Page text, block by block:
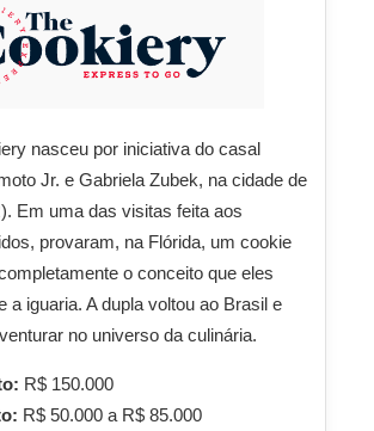
nasceu por iniciativa do casal
Jr. e Gabriela Zubek, na cidade de
Em uma das visitas feita aos
provaram, na Flórida, um cookie
o conceito que eles
a iguaria. A dupla voltou ao Brasil e
no universo da culinária.
R$ 150.000
R$ 50.000 a R$ 85.000